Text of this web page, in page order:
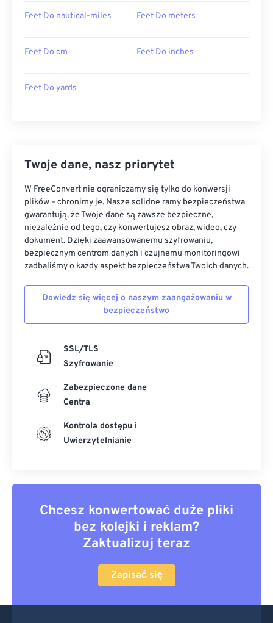
Feet Do nautical-miles Feet Do meters
Feet Do cm Feet Do inches
Feet Do yards
Twoje dane, nasz priorytet
W FreeConvert nie ograniczamy się tylko do konwersji
plików – chronimy je. Nasze solidne ramy bezpieczeństwa
gwarantują, że Twoje dane są zawsze bezpieczne,
niezależnie od tego, czy konwertujesz obraz, wideo, czy
dokument. Dzięki zaawansowanemu szyfrowaniu,
bezpiecznym centrom danych i czujnemu monitoringowi
zadbaliśmy o każdy aspekt bezpieczeństwa Twoich danych.
Dowiedz się więcej o naszym zaangażowaniu w
bezpieczeństwo
SSL/TLS
Szyfrowanie
Zabezpieczone dane
Centra
Kontrola dostępu i
Uwierzytelnianie
Chcesz konwertować duże pliki
bez kolejki i reklam?
Zaktualizuj teraz
Zapisać się